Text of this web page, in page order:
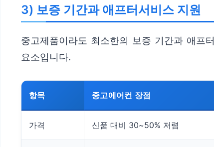
3) 보증 기간과 애프터서비스 지원
중고제품이라도 최소한의 보증 기간과 애프
요소입니다.
항목 중고에어컨 장점
가격 신품 대비 30~50% 저렴